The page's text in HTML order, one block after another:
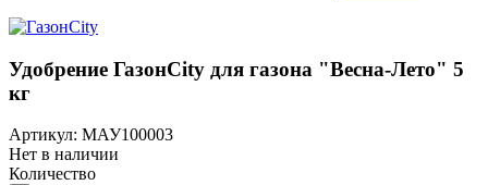
Удобрение ГазонCity для газона "Весна-Лето" 5
кг
Артикул: МАУ100003
Нет в наличии
Количество